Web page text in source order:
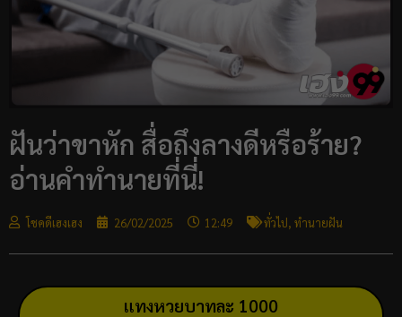
ฝันว่าขาหัก สื่อถึงลางดีหรือร้าย?
อ่านคำทำนายที่นี่!
โชคดีเฮงเฮง 26/02/2025 12:49 ทั่วไป, ทำนายฝัน
แทงหวยบาทละ 1000